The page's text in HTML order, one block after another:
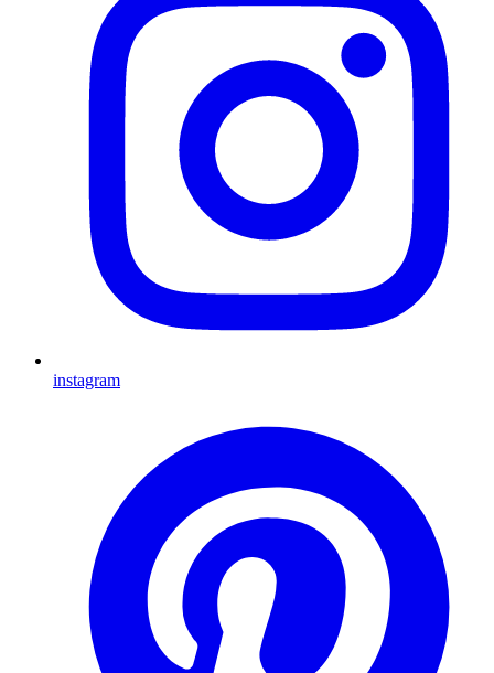
instagram